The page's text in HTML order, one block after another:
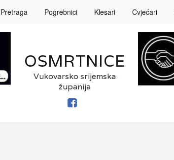
Pretraga Pogrebnici Klesari Cvjećari
OSMRTNICE
Vukovarsko srijemska
županija